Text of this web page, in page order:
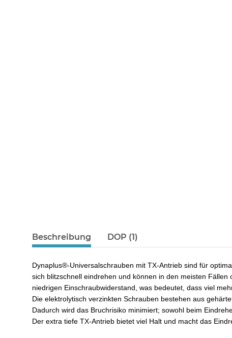
Beschreibung DOP (1)
Dynaplus®-Universalschrauben mit TX-Antrieb sind für
sich blitzschnell eindrehen und können in den meisten
niedrigen Einschraubwiderstand, was bedeutet, dass viel
Die elektrolytisch verzinkten Schrauben bestehen aus
Dadurch wird das Bruchrisiko minimiert; sowohl beim
Der extra tiefe TX-Antrieb bietet viel Halt und macht das